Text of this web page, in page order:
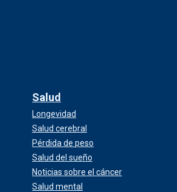
Salud
Longevidad
Salud cerebral
Pérdida de peso
Salud del sueño
Noticias sobre el cáncer
Salud mental